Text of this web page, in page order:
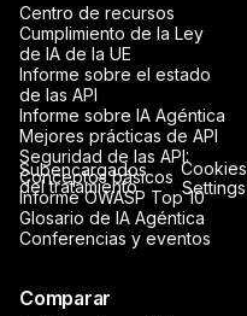
Centro de recursos
Cumplimiento de la Ley
de IA de la UE
Informe sobre el estado
de las API
Informe sobre IA Agéntica
Mejores prácticas de API
Seguridad de las API:
Conceptos básicos
Informe OWASP Top 10
Glosario de IA Agéntica
Conferencias y eventos
Comparar
Subencargados
del tratamiento
Cookies
Settings